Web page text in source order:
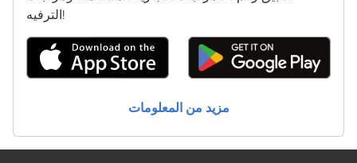
الترفيه!
مزيد من المعلومات